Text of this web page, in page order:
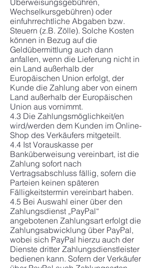
Überweisungsgebühren,
Wechselkursgebühren) oder
einfuhrrechtliche Abgaben bzw.
Steuern (z.B. Zölle). Solche Kosten
können in Bezug auf die
Geldübermittlung auch dann
anfallen, wenn die Lieferung nicht in
ein Land außerhalb der
Europäischen Union erfolgt, der
Kunde die Zahlung aber von einem
Land außerhalb der Europäischen
Union aus vornimmt.
4.3 Die Zahlungsmöglichkeit/en
wird/werden dem Kunden im Online-
Shop des Verkäufers mitgeteilt.
4.4 Ist Vorauskasse per
Banküberweisung vereinbart, ist die
Zahlung sofort nach
Vertragsabschluss fällig, sofern die
Parteien keinen späteren
Fälligkeitstermin vereinbart haben.
4.5 Bei Auswahl einer über den
Zahlungsdienst „PayPal“
angebotenen Zahlungsart erfolgt die
Zahlungsabwicklung über PayPal,
wobei sich PayPal hierzu auch der
Dienste dritter Zahlungsdienstleister
bedienen kann. Sofern der Verkäufer